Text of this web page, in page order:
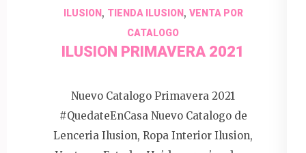
ILUSION, TIENDA ILUSION, VENTA POR
CATALOGO
ILUSION PRIMAVERA 2021
Nuevo Catalogo Primavera 2021
#QuedateEnCasa Nuevo Catalogo de
Lenceria Ilusion, Ropa Interior Ilusion,